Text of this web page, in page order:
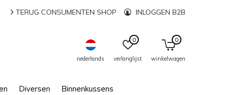
Diversen Binnenkussens
nederlands verlanglijst
0
winkelwagen
0
TERUG CONSUMENTEN SHOP INLOGGEN B2B